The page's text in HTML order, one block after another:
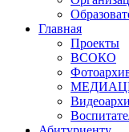
Главная
Проекты
ВСОКО